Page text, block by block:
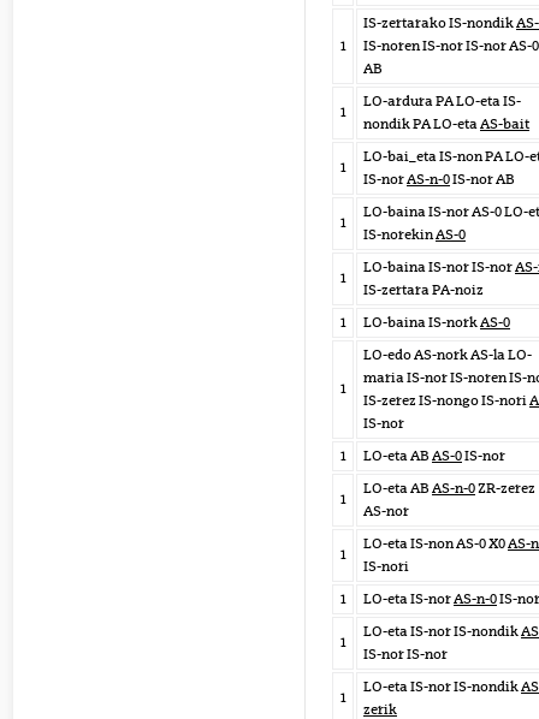
1
IS-zertarako IS-nondik
IS-noren IS-nor IS-nor AS-0
AB
1
LO-ardura PA LO-eta IS-
nondik PA LO-etaAS-bait
1
LO-bai_eta IS-non PA LO-
IS-norAS-n-0IS-nor AB
1
LO-baina IS-nor AS-0 LO-
IS-norekinAS-0
1
LO-baina IS-nor IS-nor
IS-zertara PA-noiz
1
LO-baina IS-norkAS-0
1
LO-edo AS-nork AS-la LO-
maria IS-nor IS-noren IS-
IS-zerez IS-nongo IS-nori
IS-nor
1
LO-eta AB AS-0IS-nor
1
LO-eta AB AS-n-0ZR-zerez
AS-nor
1
LO-eta IS-non AS-0 X0AS-
IS-nori
1
LO-eta IS-norAS-n-0IS-nor
1
LO-eta IS-nor IS-nondik
IS-nor IS-nor
1
LO-eta IS-nor IS-nondik
zerik